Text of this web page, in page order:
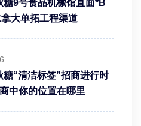
糖9号食品机械馆直面*B
大单拓工程渠道
糖“清洁标签”招商进行时
中你的位置在哪里